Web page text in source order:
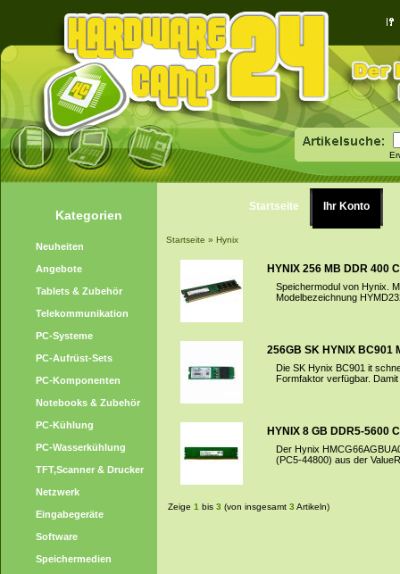
Kategorien
Neuheiten
Angebote
Tablets & Zubehör
Telekommunikation
PC-Systeme
PC-Aufrüst-Sets
PC-Komponenten
Notebooks & Zubehör
PC-Kühlung
PC-Wasserkühlung
TFT,Scanner & Drucker
Netzwerk
Eingabegeräte
Software
Speichermedien
Startseite Ihr Konto
Startseite » Hynix
HYNIX 256 MB DDR 400
Speichermodul von Hynix.
Modelbezeichnung
256GB SK HYNIX BC901
Die SK Hynix BC901 it
Formfaktor verfügbar.
HYNIX 8 GB DDR5-5600
Der Hynix
(PC5-44800) aus der
Zeige 1 bis 3 (von insgesamt 3 Artikeln)